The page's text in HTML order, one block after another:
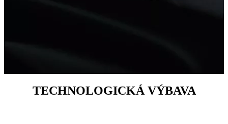
TECHNOLOGICKÁ VÝBAVA